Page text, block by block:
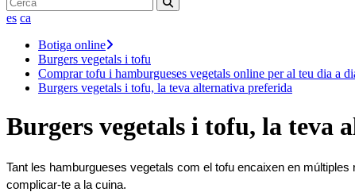
es ca
Botiga online
Burgers vegetals i tofu
Comprar tofu i hamburgueses vegetals online per al teu dia a
Burgers vegetals i tofu, la teva alternativa preferida
Burgers vegetals i tofu, la teva
Tant les hamburgueses vegetals com el tofu encaixen en
complicar-te a la cuina.